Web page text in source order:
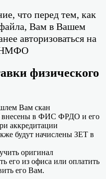
что перед тем, как
Вам в Вашем
авторизоваться на
НМФО
физического
Вам скан
внесены в ФИС ФРДО и его
аккредитации
будут начислены ЗЕТ в
оригинал
его из офиса или оплатить
его Вам.